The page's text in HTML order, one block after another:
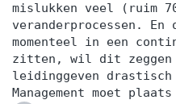
mislukken veel (ruim
veranderprocessen. En
momenteel in een
zitten, wil dit
leidinggeven drastisch
Management moet